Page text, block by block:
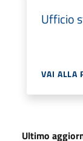
Ufficio
VAI ALLA
Ultimo